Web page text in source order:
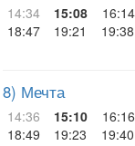
14:34 15:08 16:14
18:47
19:21 19:38
8) Мечта
14:36 15:10 16:16
18:49
19:23 19:40